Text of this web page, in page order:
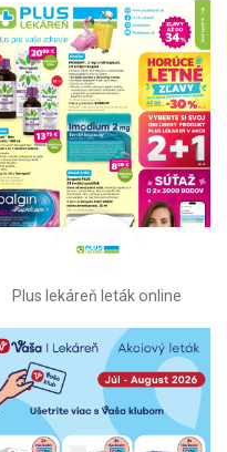
Plus lekáreň leták online